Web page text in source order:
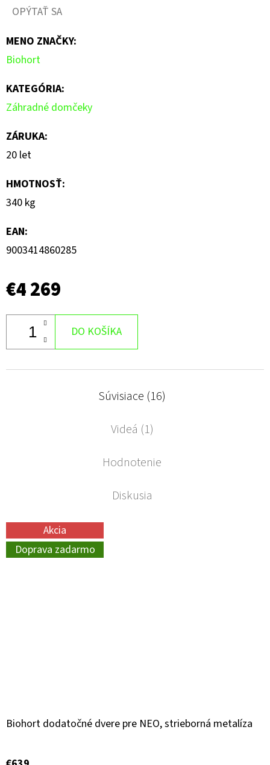
OPÝTAŤ SA
MENO ZNAČKY:
Biohort
KATEGÓRIA:
Záhradné domčeky
ZÁRUKA:
20 let
HMOTNOSŤ:
340 kg
EAN:
9003414860285
€4 269
DO KOŠÍKA
Súvisiace (16)
Videá (1)
Hodnotenie
Diskusia
Akcia
Doprava zadarmo
Biohort dodatočné dvere pre NEO, strieborná metalíza